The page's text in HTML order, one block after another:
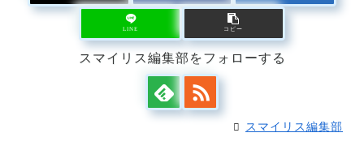
LINE コピー
スマイリス編集部をフォローする
スマイリス編集部